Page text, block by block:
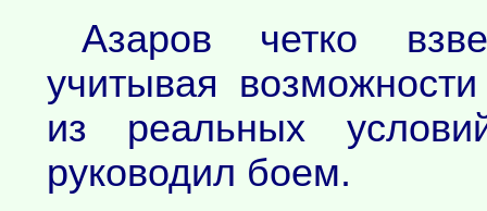
Азаров четко
учитывая
из реальных
руководил боем.